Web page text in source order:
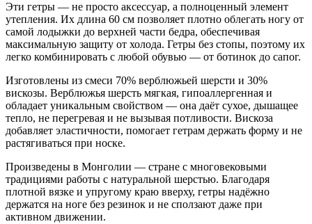
Эти гетры — не просто аксессуар, а полноценный элемент
утепления. Их длина 60 см позволяет плотно облегать ногу от
самой лодыжки до верхней части бедра, обеспечивая
максимальную защиту от холода. Гетры без стопы, поэтому их
легко комбинировать с любой обувью — от ботинок до сапог.
Изготовлены из смеси 70% верблюжьей шерсти и 30%
вискозы. Верблюжья шерсть мягкая, гипоаллергенная и
обладает уникальным свойством — она даёт сухое, дышащее
тепло, не перегревая и не вызывая потливости. Вискоза
добавляет эластичности, помогает гетрам держать форму и не
растягиваться при носке.
Произведены в Монголии — стране с многовековыми
традициями работы с натуральной шерстью. Благодаря
плотной вязке и упругому краю вверху, гетры надёжно
держатся на ноге без резинок и не сползают даже при
активном движении.